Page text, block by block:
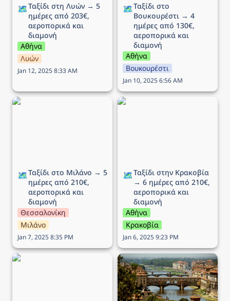
🗺️Ταξίδι στη Λυών → 5
ημέρες από 203€,
αεροπορικά και
διαμονή
Αθήνα
Λυών
Jan 12, 2025 8:33 AM
🗺️Ταξίδι στο
Βουκουρέστι → 4
ημέρες από 130€,
αεροπορικά και
διαμονή
Αθήνα
Βουκουρέστι
Jan 10, 2025 6:56 AM
Ταξίδι στο Μιλάνο → 5
🗺️Ταξίδι στο Μιλάνο → 5
ημέρες από 210€,
αεροπορικά και
διαμονή
Θεσσαλονίκη
Μιλάνο
Jan 7, 2025 8:35 PM
Ταξίδι στην Κρακοβία →
🗺️Ταξίδι στην Κρακοβία
→ 6 ημέρες από 210€,
αεροπορικά και
διαμονή
Αθήνα
Κρακοβία
Jan 6, 2025 9:23 PM
Ταξίδι στη Ρώμη → 5
Ταξίδι στην Φλωρεντία →
5 ημέρες από 293€,
αεροπορικά και διαμονή